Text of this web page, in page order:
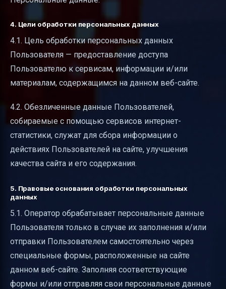
4. Цели обработки персональных данных
4.1. Цель обработки персональных данных
Пользователя — предоставление доступа
Пользователю к сервисам, информации и/или
материалам, содержащимся на данном веб-сайте.
4.2. Обезличенные данные Пользователей,
собираемые с помощью сервисов интернет-
статистики, служат для сбора информации о
действиях Пользователей на сайте, улучшения
качества сайта и его содержания.
5. Правовые основания обработки персональных
данных
5.1. Оператор обрабатывает персональные данные
Пользователя только в случае их заполнения и/или
отправки Пользователем самостоятельно через
специальные формы, расположенные на сайте
данном веб-сайте. Заполняя соответствующие
формы и/или отправляя свои персональные данные